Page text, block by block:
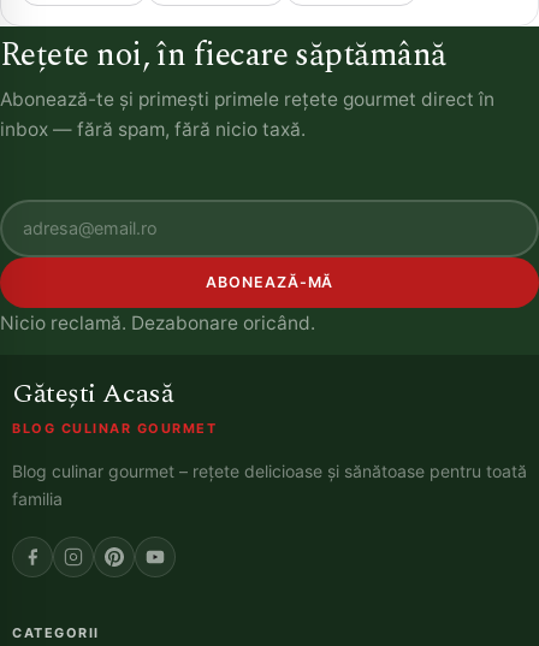
Rețete noi, în fiecare săptămână
Abonează-te și primești primele rețete gourmet direct în
inbox — fără spam, fără nicio taxă.
ABONEAZĂ-MĂ
Nicio reclamă. Dezabonare oricând.
Gătești Acasă
BLOG CULINAR GOURMET
Blog culinar gourmet – rețete delicioase și sănătoase pentru toată
familia
CATEGORII